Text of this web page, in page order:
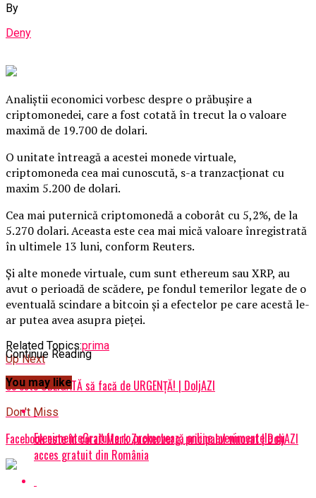
By
Deny
Analiştii economici vorbesc despre o prăbuşire a
criptomonedei, care a fost cotată în trecut la o valoare
maximă de 19.700 de dolari.
O unitate întreagă a acestei monede virtuale,
criptomoneda cea mai cunoscută, s-a tranzacţionat cu
maxim 5.200 de dolari.
Cea mai puternică criptomonedă a coborât cu 5,2%, de la
5.270 dolari. Aceasta este cea mai mică valoare înregistrată
în ultimele 13 luni, conform Reuters.
Și alte monede virtuale, cum sunt ethereum sau XRP, au
avut o perioadă de scădere, pe fondul temerilor legate de o
eventuală scindare a bitcoin şi a efectelor pe care acestă le-
ar putea avea asupra pieţei.
Related Topics:prima
Up Next
Ce este OBLIGATĂ să facă de URGENȚĂ! | DoljAZI
Don't Miss
Facebook este în corzi! Mark Zuckerberg, pricipalul vinovat | DoljAZI
Continue Reading
You may like
EvenimenteGratuite.ro promovează online evenimentele cu
acces gratuit din România